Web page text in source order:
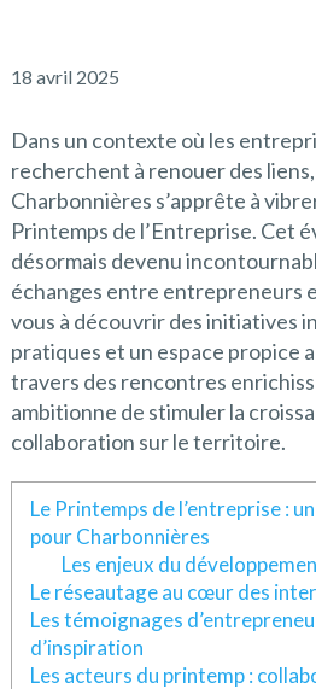
18 avril 2025
Dans un contexte où les
recherchent à renouer des
Charbonnières s’apprête à
Printemps de l’Entreprise. Cet
désormais devenu
échanges entre entrepreneurs
vous à découvrir des initiatives
pratiques et un espace propice
travers des rencontres
ambitionne de stimuler la
collaboration sur le territoire.
Le Printemps de l’entreprise :
pour Charbonnières
Les enjeux du
Le réseautage au cœur des
Les témoignages
d’inspiration
Les acteurs du printemp :